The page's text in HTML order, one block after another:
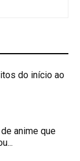
do início ao
anime que